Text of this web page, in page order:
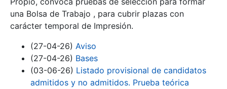
Mostra/Amaga
una Bolsa de Trabajo , para cubrir plazas con
carácter temporal de Impresión.
(27-04-26) Aviso
(27-04-26) Bases
(03-06-26) Listado provisional de candidatos
admitidos y no admitidos. Prueba teórica